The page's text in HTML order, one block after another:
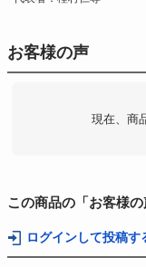
お客様の声
現在、商
この商品の「お客様
ログインして投稿す